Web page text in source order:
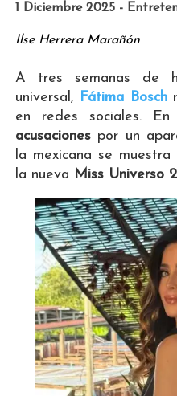
1 Diciembre 2025 -
Ilse Herrera Marañón
A tres semanas de
universal,
Fátima Bosch
en redes sociales.
acusacionespor un
la mexicana se
la nueva Miss Universo